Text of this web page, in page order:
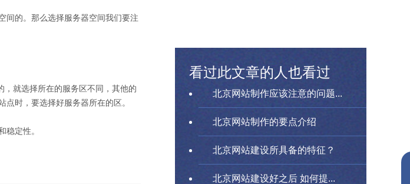
的。那么选择服务器空间我们要注
就选择所在的服务区不同，其他的
时，要选择好服务器所在的区。
定性。
看过此文章的人也看过
北京网站制作应该注意的问题...
北京网站制作的要点介绍
北京网站建设所具备的特征？
北京网站建设好之后 如何提...